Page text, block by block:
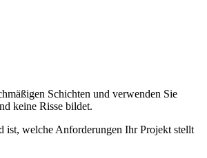
Schichten und verwenden Sie
keine Risse bildet.
ist, welche Anforderungen Ihr Projekt stellt